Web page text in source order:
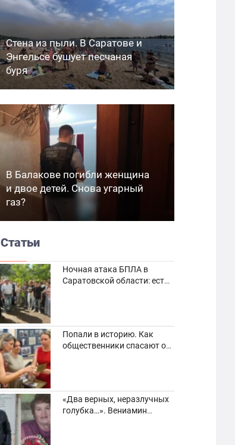
Стена из пыли. В Саратове и
Энгельсе бушует песчаная
буря
В Балакове погибли женщина
и двое детей. Снова угарный
газ?
Статьи
Ночная атака БПЛА в
Саратовской области: есть
Попали в историю. Как
общественники спасают от
«Два верных, неразлучных
голубка…». Вениамин